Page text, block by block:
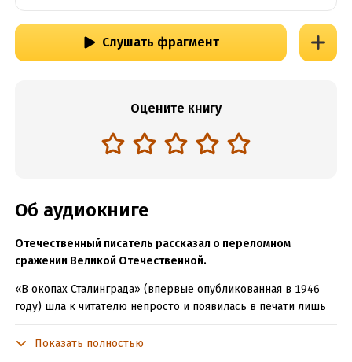
Слушать фрагмент
Оцените книгу
Об аудиокниге
Отечественный писатель рассказал о переломном
сражении Великой Отечественной.
«В окопах Сталинграда» (впервые опубликованная в 1946
году) шла к читателю непросто и появилась в печати лишь
именно с нее началась слава одного из лучших направлений
Показать полностью